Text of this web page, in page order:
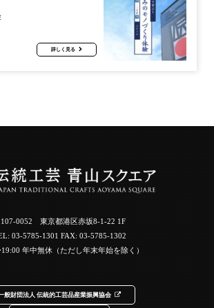
詳しく見る
0052 東京都港区赤坂8-1-22 1F
03-5785-1301 FAX: 03-5785-1302
19:00 年中無休（ただし年末年始を除く）
般財団法人 伝統的工芸品産業振興協会